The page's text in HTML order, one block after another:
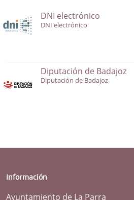
DNI electrónico
DNI electrónico
Diputación de Badajoz
Diputación de Badajoz
Información
Ayuntamiento de La Parra